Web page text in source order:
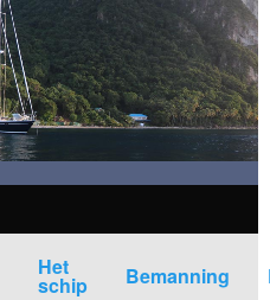
Het
schip Bemanning